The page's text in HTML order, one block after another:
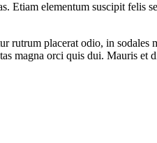
Etiam elementum suscipit felis
rutrum placerat odio, in sodales
magna orci quis dui. Mauris et